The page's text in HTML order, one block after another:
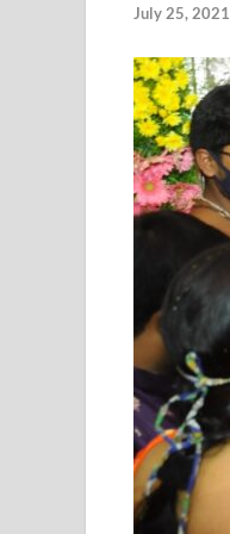
July 25, 2021